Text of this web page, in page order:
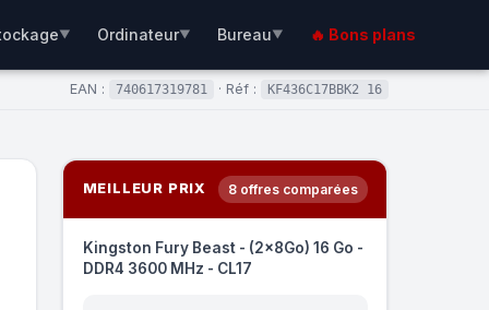
▼ Ordinateur▼ Bureau▼ 🔥 Bons plans
EAN : 740617319781 · Réf : KF436C17BBK2 16
MEILLEUR PRIX 8 offres comparées
Kingston Fury Beast - (2x8Go) 16 Go -
DDR4 3600 MHz - CL17